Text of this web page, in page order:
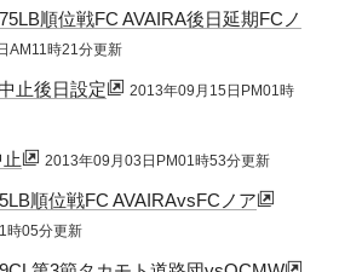
順位戦FC AVAIRA後日延期FCノ
AM11時21分更新
止後日設定
2013年09月15日PM01時
2013年09月03日PM01時53分更新
順位戦FC AVAIRAvsFCノア
時05分更新